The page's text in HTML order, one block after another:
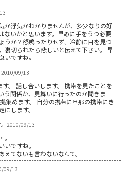
か浮気かわかりませんが、多少なりの好
ないかと思います。早めに手をうつ必要
うか？怒鳴ったりせず、冷静に目を見つ
裏切られたら悲しいと伝えて下さい。 早
いですね。
| 2010/09/13
。 話し合いします。 携帯を見たことを
う関係か、見舞いに行ったのか聞きま
集めます。 自分の携帯に旦那の携帯にき
にします。
| 2010/09/13
いですね。
てないも言わないなんて。
09/13